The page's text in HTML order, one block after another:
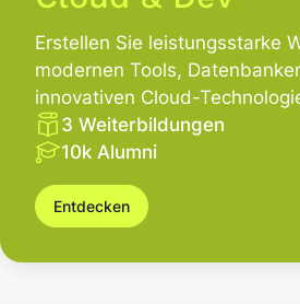
Erstellen Sie leistungsstarke
modernen Tools,
innovativen Cloud-
3 Weiterbildungen
10k Alumni
Entdecken